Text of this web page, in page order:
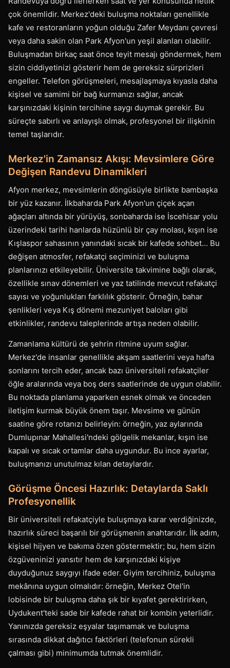
çok önemlidir. Merkez'deki buluşma noktaları genellikle
kafe ve restoranların yoğun olduğu Zafer Meydanı çevresi
veya daha sakin olan Park Afyon'un yeşil alanları olabilir.
Buluşmadan birkaç saat önce teyit mesajı göndermek, hem
sizin ciddiyetinizi gösterir hem de gereksiz sürprizleri
engeller. Telefon görüşmeleri, mesajlaşmaya kıyasla daha
kişisel ve samimi bir bağ kurmanızı sağlar, ancak
karşınızdaki kişinin tercihine saygı duymak gerekir. Bu
süreçte sabırlı ve anlayışlı olmak, profesyonel bir ilişkinin
temel taşlarıdır.
Merkez'in Zamansız Akışı: Mevsimlere Göre
Değişen Randevu Dinamikleri
Afyon merkez, mevsimlerin döngüsüyle birlikte bambaşka
bir yüz kazanır. İlkbaharda Park Afyon'un çiçek açan
ağaçları altında bir yürüyüş, sonbaharda ise İscehisar yolu
üzerindeki tarihi hanlarda hüzünlü bir çay molası, kışın ise
Kışlaspor sahasının yanındaki sıcak bir kafede sohbet... Bu
değişen atmosfer, refakatçi seçiminizi ve buluşma
planlarınızı etkileyebilir. Üniversite takvimine bağlı olarak,
özellikle sınav dönemleri ve yaz tatilinde mevcut refakatçi
sayısı ve yoğunlukları farklılık gösterir. Örneğin, bahar
şenlikleri veya Kış dönemi mezuniyet baloları gibi
etkinlikler, randevu taleplerinde artışa neden olabilir.
Zamanlama kültürü de şehrin ritmine uyum sağlar.
Merkez'de insanlar genellikle akşam saatlerini veya hafta
sonlarını tercih eder, ancak bazı üniversiteli refakatçiler
öğle aralarında veya boş ders saatlerinde de uygun olabilir.
Bu noktada planlama yaparken esnek olmak ve önceden
iletişim kurmak büyük önem taşır. Mevsime ve günün
saatine göre rotanızı belirleyin: örneğin, yaz aylarında
Dumlupınar Mahallesi'ndeki gölgelik mekanlar, kışın ise
kapalı ve sıcak ortamlar daha uygundur. Bu ince ayarlar,
buluşmanızı unutulmaz kılan detaylardır.
Görüşme Öncesi Hazırlık: Detaylarda Saklı
Profesyonellik
Bir üniversiteli refakatçiyle buluşmaya karar verdiğinizde,
hazırlık süreci başarılı bir görüşmenin anahtarıdır. İlk adım,
kişisel hijyen ve bakıma özen göstermektir; bu, hem sizin
özgüveninizi yansıtır hem de karşınızdaki kişiye
duyduğunuz saygıyı ifade eder. Giyim tercihiniz, buluşma
mekânına uygun olmalıdır: örneğin, Merkez Otel'in
lobisinde bir buluşma daha şık bir kıyafet gerektirirken,
Uydukent'teki sade bir kafede rahat bir kombin yeterlidir.
Yanınızda gereksiz eşyalar taşımamak ve buluşma
sırasında dikkat dağıtıcı faktörleri (telefonun sürekli
çalması gibi) minimumda tutmak önemlidir.